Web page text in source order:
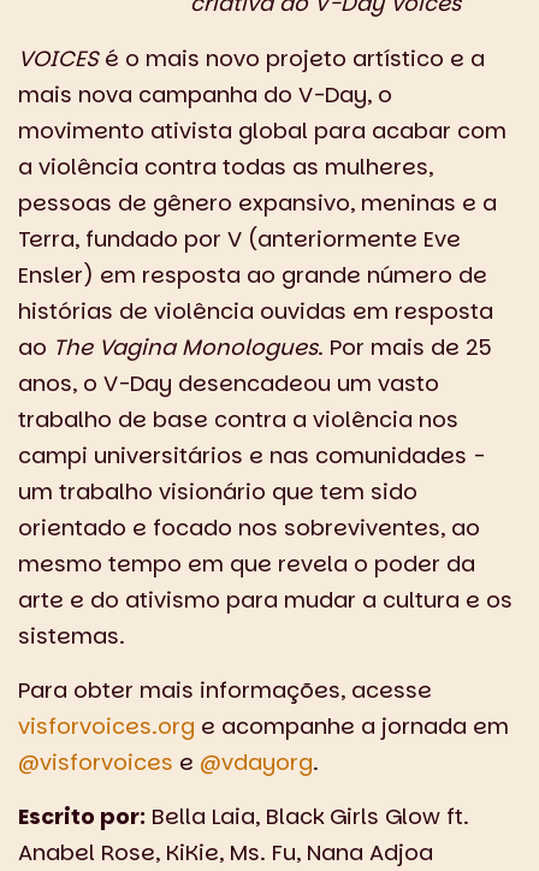
VOICESé o mais novo projeto artístico e a
mais nova campanha do V-Day, o
movimento ativista global para acabar com
a violência contra todas as mulheres,
pessoas de gênero expansivo, meninas e a
Terra, fundado por V (anteriormente Eve
Ensler) em resposta ao grande número de
histórias de violência ouvidas em resposta
ao The Vagina Monologues. Por mais de 25
anos, o V-Day desencadeou um vasto
trabalho de base contra a violência nos
campi universitários e nas comunidades -
um trabalho visionário que tem sido
orientado e focado nos sobreviventes, ao
mesmo tempo em que revela o poder da
arte e do ativismo para mudar a cultura e os
sistemas.
Para obter mais informações, acesse
visforvoices.org e acompanhe a jornada em
@visforvoices e @vdayorg.
Escrito por: Bella Laia, Black Girls Glow ft.
Anabel Rose, KiKie, Ms. Fu, Nana Adjoa